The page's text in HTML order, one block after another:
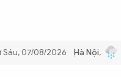
ninh năng lượng quốc gia
Sáu, 07/08/2026 Hà Nội,